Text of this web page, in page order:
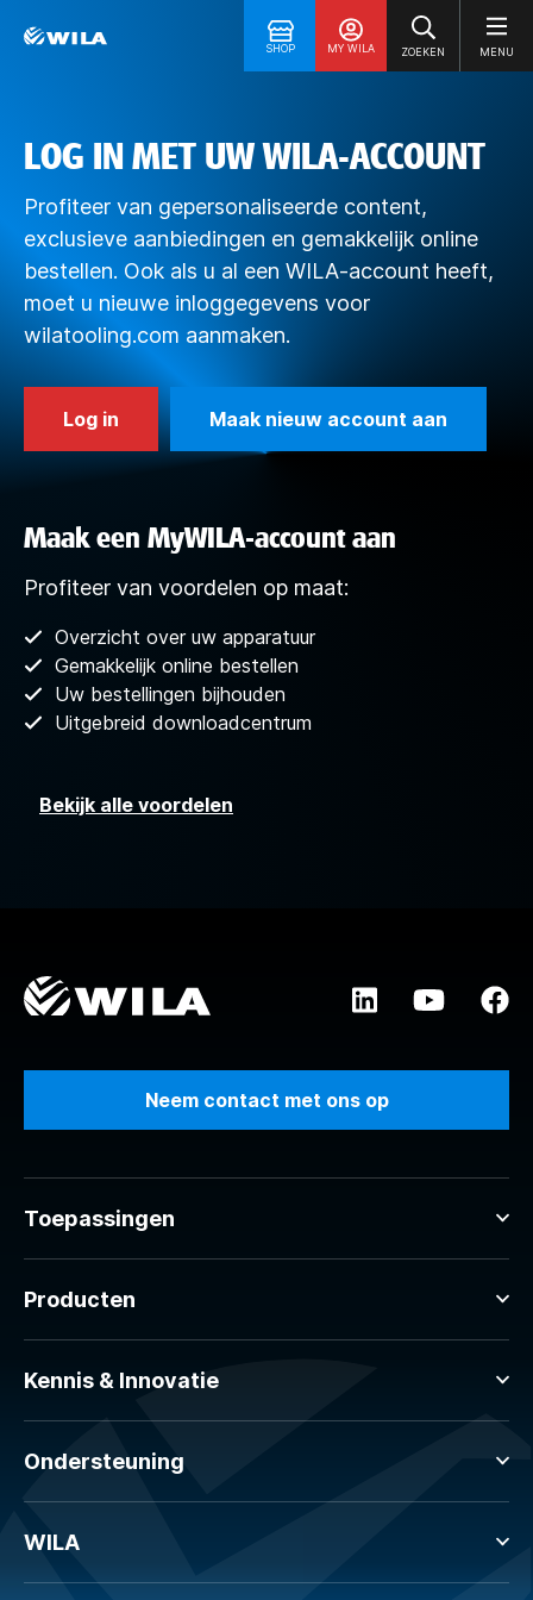
SHOP MY WILA ZOEKEN MENU
LOG IN MET UW WILA-ACCOUNT
Profiteer van gepersonaliseerde content,
exclusieve aanbiedingen en gemakkelijk online
bestellen. Ook als u al een WILA-account heeft,
moet u nieuwe inloggegevens voor
wilatooling.com aanmaken.
Log in Maak nieuw account aan
Maak een MyWILA-account aan
Profiteer van voordelen op maat:
Overzicht over uw apparatuur
Gemakkelijk online bestellen
Uw bestellingen bijhouden
Uitgebreid downloadcentrum
Bekijk alle voordelen
Neem contact met ons op
Toepassingen
Producten
Kennis & Innovatie
Ondersteuning
WILA